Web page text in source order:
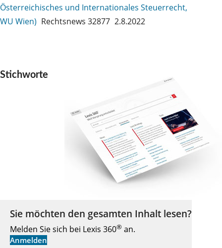
Österreichisches und Internationales Steuerrecht,
WU Wien) Rechtsnews 32877 2.8.2022
Sie möchten den gesamten Inhalt lesen?
Melden Sie sich bei Lexis 360® an.
Anmelden
Stichworte